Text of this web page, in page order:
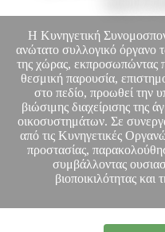
Η Κυνηγετική
ανώτατο συλλογικό
της χώρας, εκπροσωπώντας
θεσμική παρουσία,
στο πεδίο, προωθεί την
βιώσιμης διαχείρισης της
οικοσυστημάτων. Σε
από τις Κυνηγετικές
προστασίας,
συμβάλλοντας
βιοποικιλότητας και